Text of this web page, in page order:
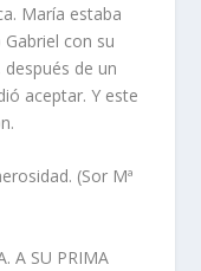
María estaba
con su
después de un
aceptar. Y este
(Sor Mª
A SU PRIMA